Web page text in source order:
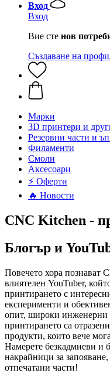
Вход
Вход
Вие сте нов
Създаване на
Mарки
3D принтери и
Резервни части и
Филаменти
Смоли
Аксесоари
⚡ Оферти
🔥 Новости
CNC Kitchen -
Блогър и
Повечето хора познават
влиятелен YouTuber,
принтирането с
експерименти и
опит, широки инженерни
принтирането са
продукти, които вече
Намерете безкадмиеви и
накрайници за
отпечатани части!